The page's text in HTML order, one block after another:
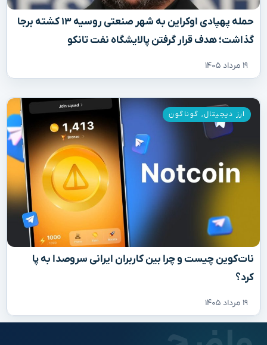
حمله پهپادی اوکراین به شهر صنعتی روسیه ۱۳ کشته برجا
گذاشت؛ هدف قرار گرفتن پالایشگاه نفت تانکو
۱۹ مرداد ۱۴۰۵
نات‌کوین چیست و چرا بین کاربران ایرانی سروصدا به پا
کرد؟
۱۹ مرداد ۱۴۰۵
ارز دیجیتال, گوناگون